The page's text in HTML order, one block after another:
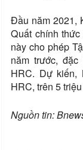
Đầu năm 2021,
Quất chính
này cho phép
năm trước,
HRC. Dự kiến,
HRC, trên 5
Nguồn tin: